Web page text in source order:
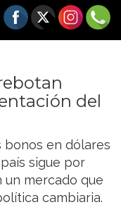
del
bonos en dólares
sigue por
un mercado que
cambiaria.